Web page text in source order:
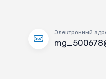
Электронный